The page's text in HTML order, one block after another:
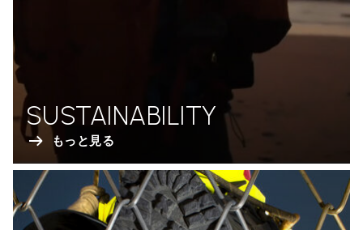
SUSTAINABILITY
もっと見る